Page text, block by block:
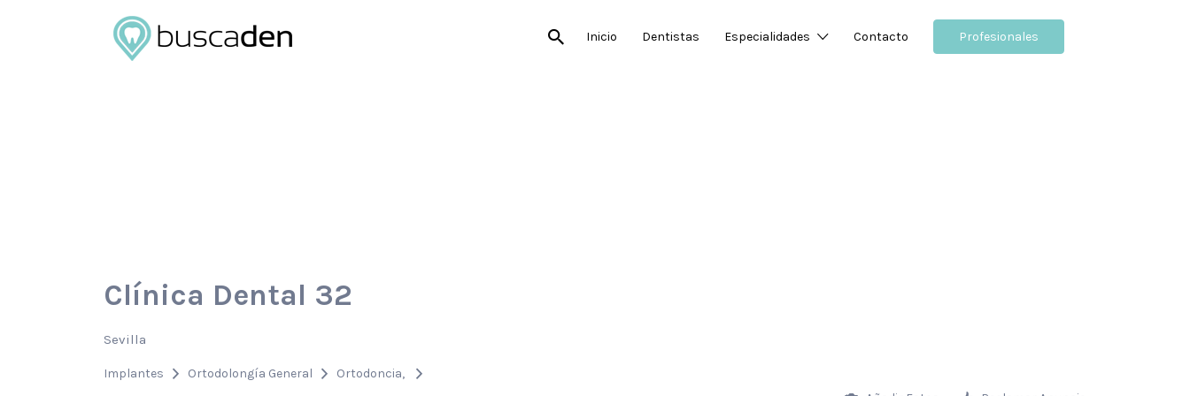
Inicio Dentistas Especialidades Contacto Profesionales
Buscar
por:
Clínica Dental 32
Sevilla
Implantes Ortodolongía General Ortodoncia